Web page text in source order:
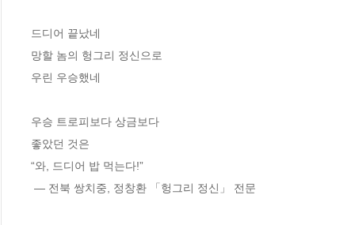
드디어 끝났네
망할 놈의 헝그리 정신으로
우린 우승했네
우승 트로피보다 상금보다
좋았던 것은
“와, 드디어 밥 먹는다!”
― 전북 쌍치중, 정창환 「헝그리 정신」 전문